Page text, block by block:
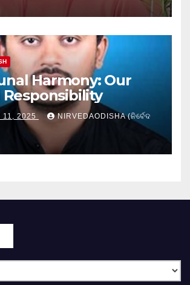
Harmony: Our
Responsibility
11, 2025 NIRVEDAODISHA (ନିର୍ବେଦ